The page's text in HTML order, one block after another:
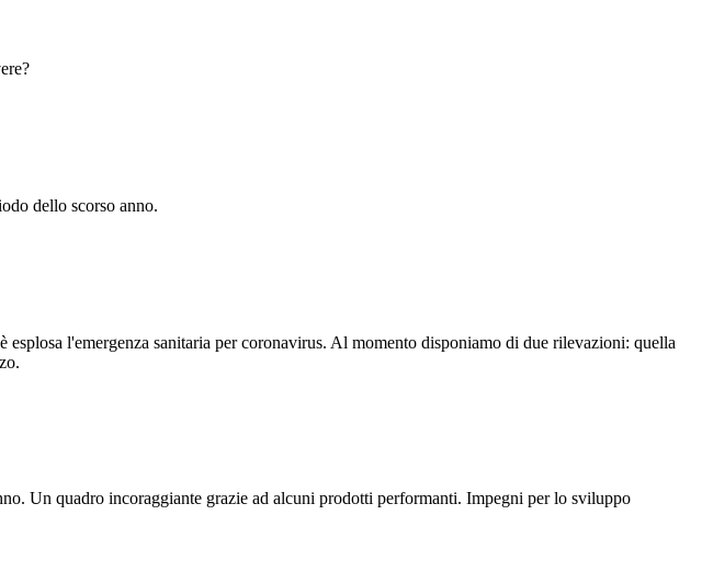
dello scorso anno.
l'emergenza sanitaria per coronavirus. Al momento disponiamo di due rilevazioni: quella
Un quadro incoraggiante grazie ad alcuni prodotti performanti. Impegni per lo sviluppo